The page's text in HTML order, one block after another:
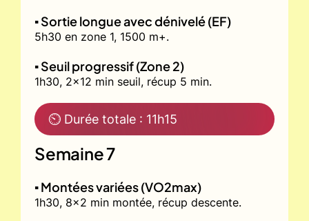
▪️ Sortie longue avec dénivelé (EF)
5h30 en zone 1, 1500 m+.
▪️ Seuil progressif (Zone 2)
1h30, 2x12 min seuil, récup 5 min.
⏲ Durée totale : 11h15
Semaine 7
▪️ Montées variées (VO2max)
1h30, 8x2 min montée, récup descente.